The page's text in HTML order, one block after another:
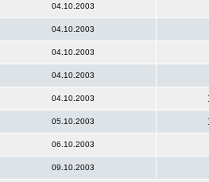
04.10.2003
04.10.2003
04.10.2003
04.10.2003
04.10.2003
05.10.2003
06.10.2003
09.10.2003